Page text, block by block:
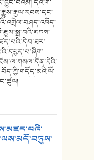
དེའི་གོ་